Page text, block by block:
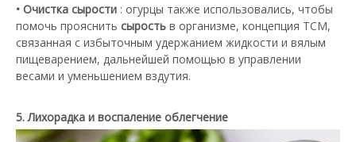
• Очистка сырости : огурцы также использовались, чтобы
помочь прояснить сырость в организме, концепция TCM,
связанная с избыточным удержанием жидкости и вялым
пищеварением, дальнейшей помощью в управлении
весами и уменьшением вздутия.
5. Лихорадка и воспаление облегчение